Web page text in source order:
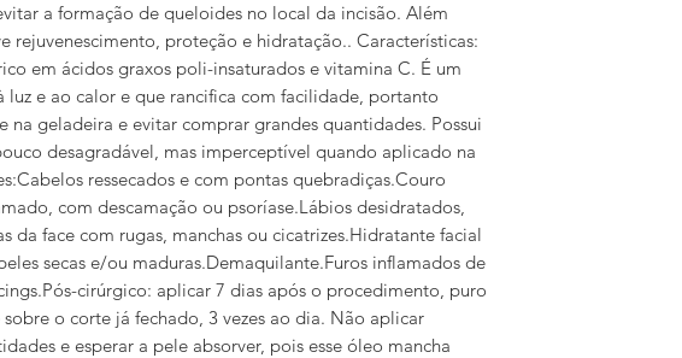
a formação de queloides no local da incisão. Além
rejuvenescimento, proteção e hidratação.. Características:
em ácidos graxos poli-insaturados e vitamina C. É um
luz e ao calor e que rancifica com facilidade, portanto
na geladeira e evitar comprar grandes quantidades. Possui
desagradável, mas imperceptível quando aplicado na
ressecados e com pontas quebradiças.Couro
com descamação ou psoríase.Lábios desidratados,
da face com rugas, manchas ou cicatrizes.Hidratante facial
secas e/ou maduras.Demaquilante.Furos inflamados de
cirúrgico: aplicar 7 dias após o procedimento, puro
o corte já fechado, 3 vezes ao dia. Não aplicar
e esperar a pele absorver, pois esse óleo mancha